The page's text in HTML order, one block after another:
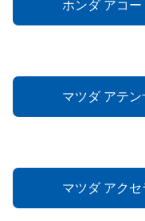
ホンダ アコ
マツダ アテ
マツダ アク